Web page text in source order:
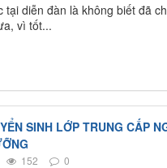
tại diễn đàn là không biết đã
vì tốt...
SINH LỚP TRUNG CẤP
152 0